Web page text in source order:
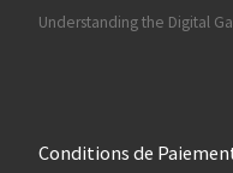
Understanding the Digital
Conditions de